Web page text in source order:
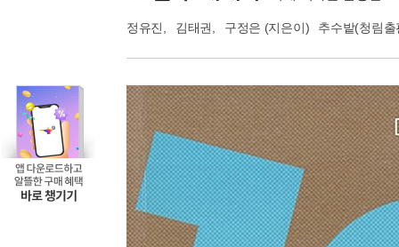
정유진 김태권 구정은 (지은이) 추수밭(청림출